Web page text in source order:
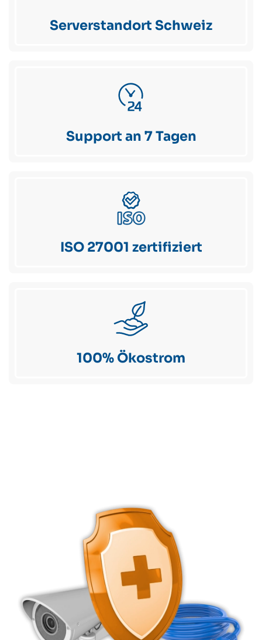
Serverstandort Schweiz
Support an 7 Tagen
ISO 27001 zertifiziert
100% Ökostrom